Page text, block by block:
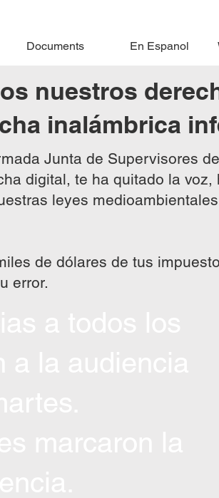
Documents En Espanol
Junta de Supervisores
digital, te ha quitado la voz,
leyes
de dólares de tus
error.
nuestros
inalámbrica